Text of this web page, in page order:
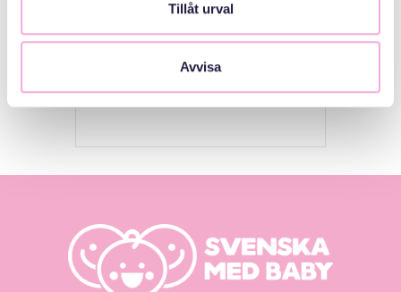
Tillåt urval
Avvisa
المجلس الإداري
لمقاطعة ستوكهولم